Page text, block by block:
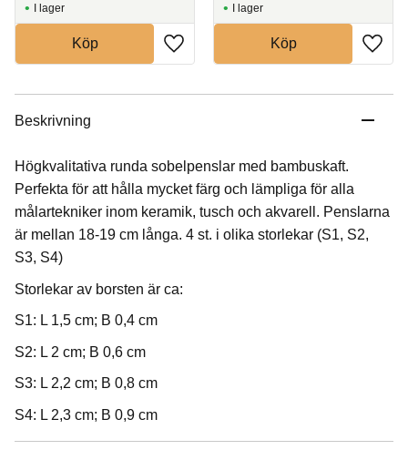
I lager
Köp
I lager
Köp
Beskrivning
Högkvalitativa runda sobelpenslar med bambuskaft.
Perfekta för att hålla mycket färg och lämpliga för alla
målartekniker inom keramik, tusch och akvarell. Penslarna
är mellan 18-19 cm långa. 4 st. i olika storlekar (S1, S2,
S3, S4)
Storlekar av borsten är ca:
S1: L 1,5 cm; B 0,4 cm
S2: L 2 cm; B 0,6 cm
S3: L 2,2 cm; B 0,8 cm
S4: L 2,3 cm; B 0,9 cm